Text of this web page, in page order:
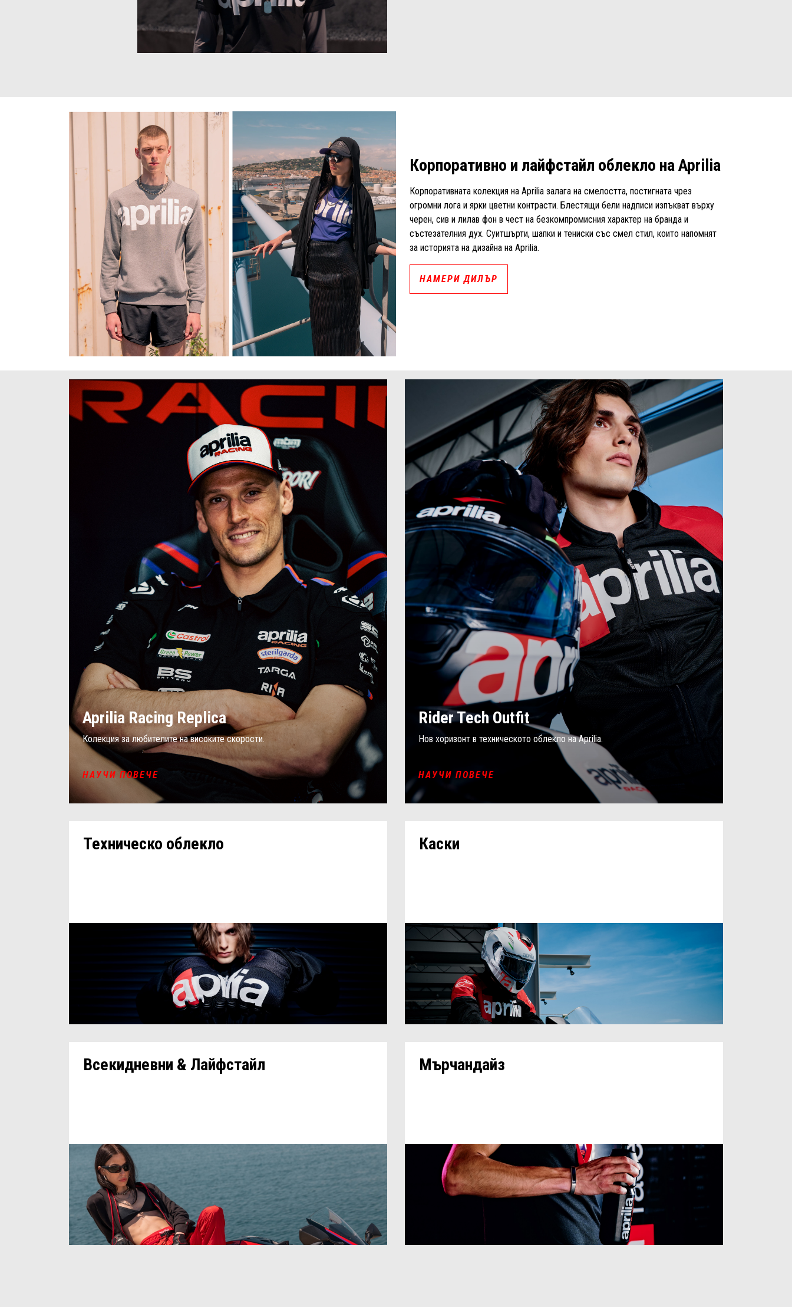
Корпоративно и лайфстайл облекло на Aprilia
Корпоративната колекция на Aprilia залага на смелостта, постигната чрез
огромни лога и ярки цветни контрасти. Блестящи бели надписи изпъкват върху
черен, сив и лилав фон в чест на безкомпромисния характер на бранда и
състезателния дух. Суитшърти, шапки и тениски със смел стил, които напомнят
за историята на дизайна на Aprilia.
НАМЕРИ ДИЛЪР
Aprilia Racing Replica
Колекция за любителите на високите скорости.
НАУЧИ ПОВЕЧЕ
Rider Tech Outfit
Нов хоризонт в техническото облекло на Aprilia.
НАУЧИ ПОВЕЧЕ
Техническо облекло Каски
Всекидневни & Лайфстайл Мърчандайз